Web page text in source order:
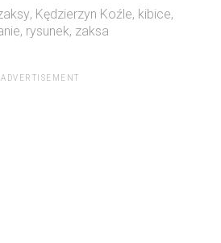
, Kędzierzyn Koźle, kibice,
, rysunek, zaksa
ADVERTISEMENT